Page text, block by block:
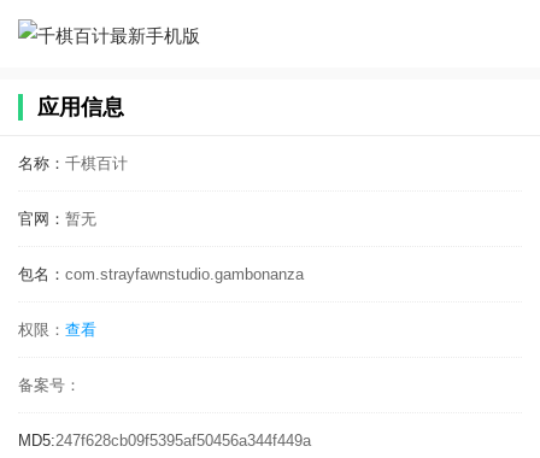
应用信息
名称： 千棋百计
官网： 暂无
包名： com.strayfawnstudio.gambonanza
权限： 查看
备案号：
MD5:247f628cb09f5395af50456a344f449a